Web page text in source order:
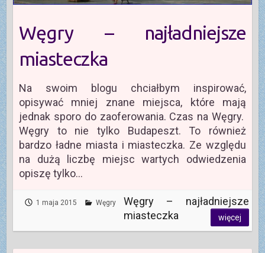
Węgry – najładniejsze
miasteczka
Na swoim blogu chciałbym inspirować,
opisywać mniej znane miejsca, które mają
jednak sporo do zaoferowania. Czas na Węgry.
Węgry to nie tylko Budapeszt. To również
bardzo ładne miasta i miasteczka. Ze względu
na dużą liczbę miejsc wartych odwiedzenia
opiszę tylko…
1 maja 2015 Węgry
Węgry – najładniejsze
miasteczka
więcej